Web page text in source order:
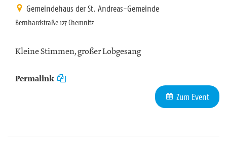
Gemeindehaus der St. Andreas-Gemeinde
Bernhardstraße 127 Chemnitz
Kleine Stimmen, großer Lobgesang
Permalink
Zum Event